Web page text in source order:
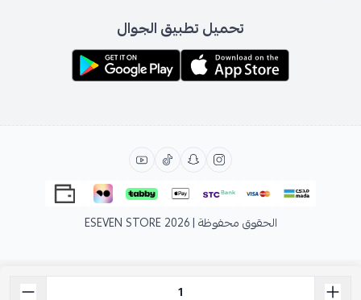
تحميل تطبيق الجوال
الحقوق محفوظة | 2026 ESEVEN STORE